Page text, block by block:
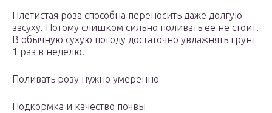
Плетистая роза способна переносить даже долгую
засуху. Потому слишком сильно поливать ее не стоит.
В обычную сухую погоду достаточно увлажнять грунт
1 раз в неделю.
Поливать розу нужно умеренно
Подкормка и качество почвы